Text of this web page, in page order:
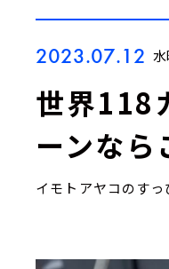
2023.07.12 水
世界118
ーンなら
イモトアヤコのす